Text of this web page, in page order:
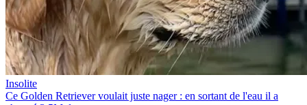
Insolite
Ce Golden Retriever voulait juste nager : en sortant de l'eau il a